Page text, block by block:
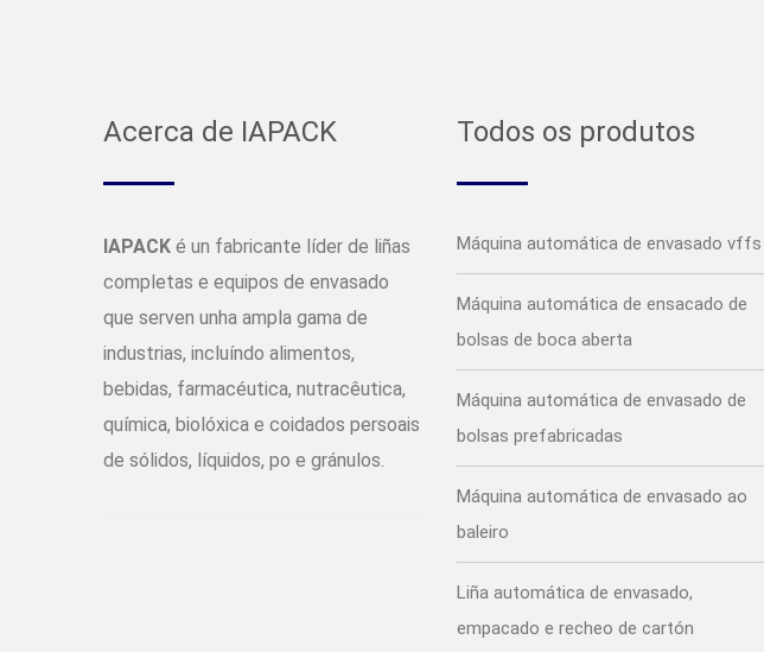
Acerca de IAPACK
IAPACK é un fabricante líder de liñas
completas e equipos de envasado
que serven unha ampla gama de
industrias, incluíndo alimentos,
bebidas, farmacéutica, nutracêutica,
química, biolóxica e coidados persoais
de sólidos, líquidos, po e gránulos.
Todos os produtos
Máquina automática de envasado vffs
Máquina automática de ensacado de
bolsas de boca aberta
Máquina automática de envasado de
bolsas prefabricadas
Máquina automática de envasado ao
baleiro
Liña automática de envasado,
empacado e recheo de cartón